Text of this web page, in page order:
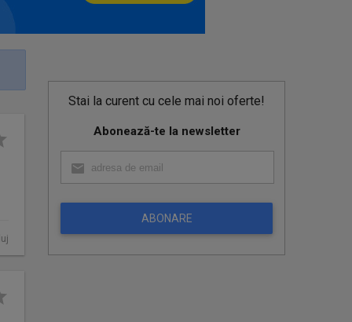
Stai la curent cu cele mai noi oferte!
Abonează-te la newsletter
ABONARE